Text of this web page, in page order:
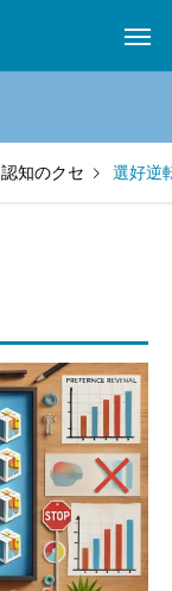
認知のクセ 選好逆